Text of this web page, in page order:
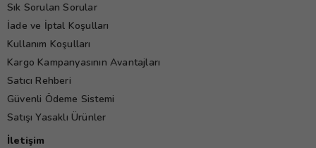
Sık Sorulan Sorular
İade ve İptal Koşulları
Kullanım Koşulları
Kargo Kampanyasının Avantajları
Satıcı Rehberi
Güvenli Ödeme Sistemi
Satışı Yasaklı Ürünler
İletişim